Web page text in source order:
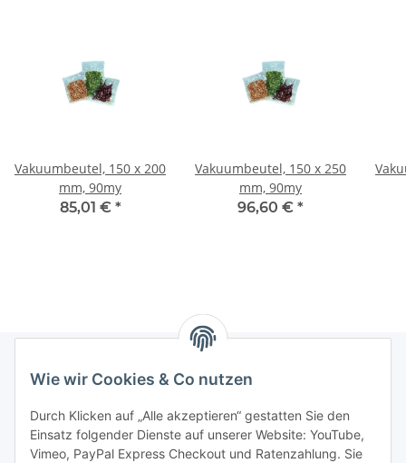
Vakuumbeutel, 150 x 200
mm, 90my
85,01 € *
Vakuumbeutel, 150 x 250
mm, 90my
96,60 € *
Gesetzliche Informationen
Wie wir Cookies & Co nutzen
Durch Klicken auf „Alle akzeptieren“ gestatten Sie den
Einsatz folgender Dienste auf unserer Website: YouTube,
Vimeo, PayPal Express Checkout und Ratenzahlung. Sie